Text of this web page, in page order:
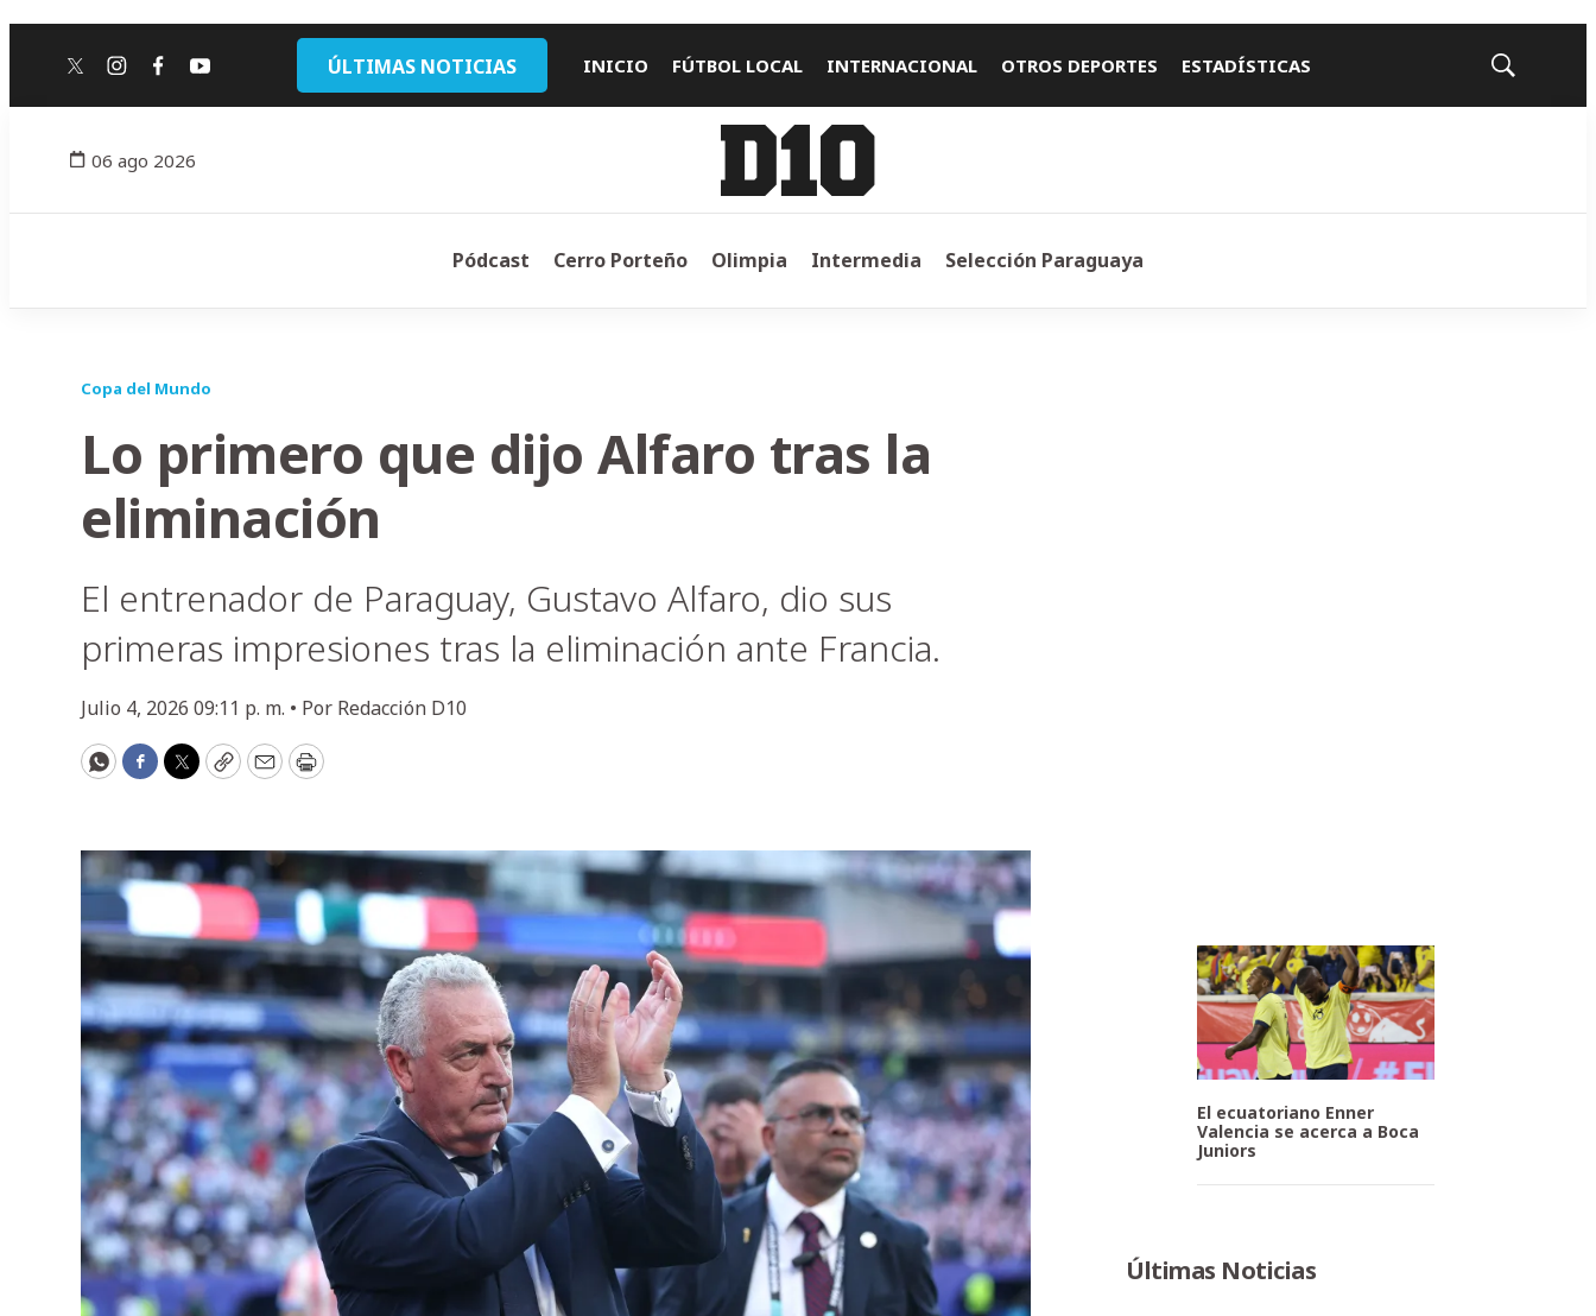
twitterinstagram
facebook
youtube ÚLTIMAS NOTICIAS INICIO FÚTBOL LOCAL INTERNACIONAL OTROS DEPORTES ESTADÍSTICAS
Mostrar
06 ago 2026
Pódcast Cerro Porteño Olimpia Intermedia Selección Paraguaya
Copa del Mundo
Lo primero que dijo Alfaro tras la
eliminación
El entrenador de Paraguay, Gustavo Alfaro, dio sus
primeras impresiones tras la eliminación ante Francia.
Julio 4, 2026 09:11 p. m. • Por Redacción D10
WhatsApp
Facebook
Twitter
CopyEmailPrint
El ecuatoriano Enner
Valencia se acerca a Boca
Juniors
Últimas Noticias